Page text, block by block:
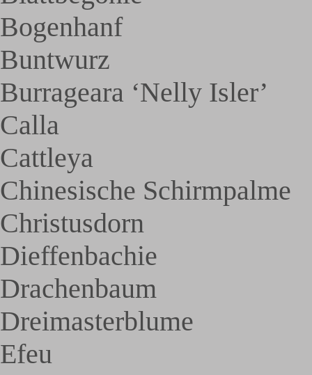
Bogenhanf
Buntwurz
Burrageara ‘Nelly Isler’
Calla
Cattleya
Chinesische Schirmpalme
Christusdorn
Dieffenbachie
Drachenbaum
Dreimasterblume
Efeu